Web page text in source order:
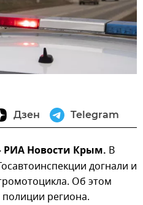
Дзен Telegram
Новости Крым. В
догнали и
Об этом
региона.